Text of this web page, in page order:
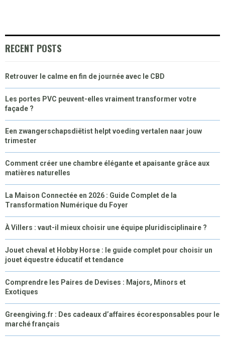
RECENT POSTS
Retrouver le calme en fin de journée avec le CBD
Les portes PVC peuvent-elles vraiment transformer votre
façade ?
Een zwangerschapsdiëtist helpt voeding vertalen naar jouw
trimester
Comment créer une chambre élégante et apaisante grâce aux
matières naturelles
La Maison Connectée en 2026 : Guide Complet de la
Transformation Numérique du Foyer
À Villers : vaut-il mieux choisir une équipe pluridisciplinaire ?
Jouet cheval et Hobby Horse : le guide complet pour choisir un
jouet équestre éducatif et tendance
Comprendre les Paires de Devises : Majors, Minors et
Exotiques
Greengiving.fr : Des cadeaux d’affaires écoresponsables pour le
marché français